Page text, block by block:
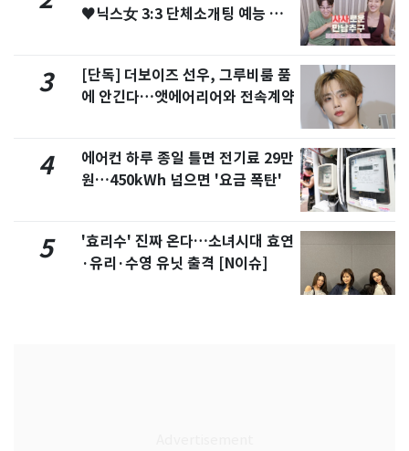
♥닉스女 3:3 단체소개팅 예능 화
3
[단독] 더보이즈 선우, 그루비룸 품
에 안긴다…앳에어리어와 전속계약
4
에어컨 하루 종일 틀면 전기료 29만
원…450kWh 넘으면 '요금 폭탄'
5
'효리수' 진짜 온다…소녀시대 효연
·유리·수영 유닛 출격 [N이슈]